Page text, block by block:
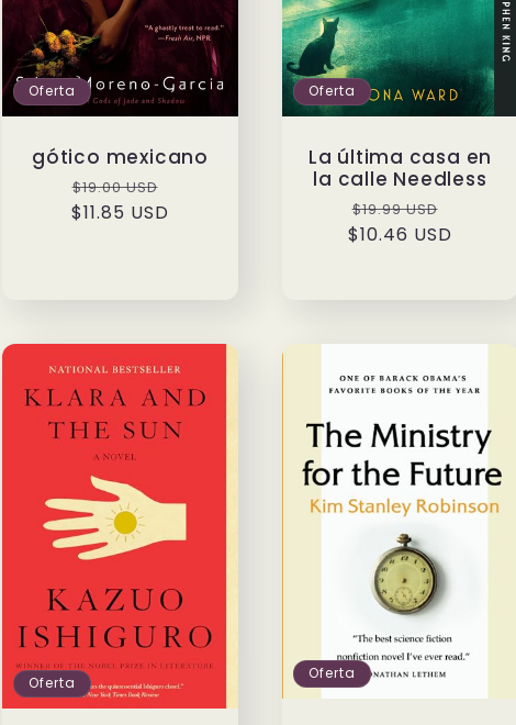
Oferta
gótico mexicano
Precio
habitual
$19.00 USD
$11.85 USD
Oferta
La última casa en
la calle Needless
Precio
habitual
$19.99 USD
de
$10.46 USD
Oferta
Oferta